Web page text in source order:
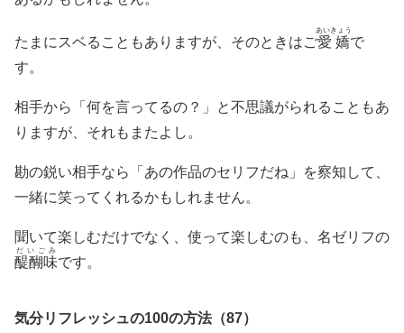
たまにスベることもありますが、そのときはご愛嬌
あいきょう
で
す。
相手から「何を言ってるの？」と不思議がられることもあ
りますが、それもまたよし。
勘の鋭い相手なら「あの作品のセリフだね」を察知して、
一緒に笑ってくれるかもしれません。
聞いて楽しむだけでなく、使って楽しむのも、名ゼリフの
醍醐味
だいごみ
です。
気分リフレッシュの100の方法（87）